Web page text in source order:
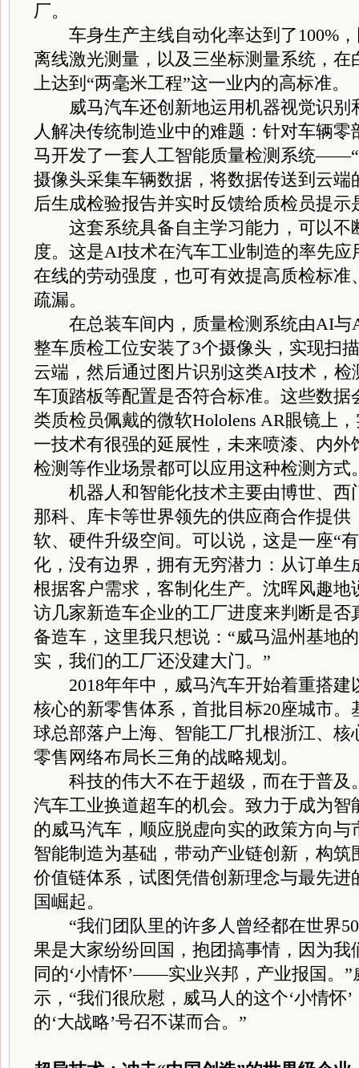
厂。
车身生产主线自动化率达到了100%，
离线激光测量，以及三坐标测量系统，在
上达到“两毫米工程”这一业内的高标准。
威马汽车还创新地运用机器视觉识别
人解决传统制造业中的难题：针对车辆
马开发了一套人工智能质量检测系统
摄像头采集车辆数据，将数据传送到云端
后生成检验报告并实时反馈给质检员提示
这套系统具备自主学习能力，可以不
度。这是AI技术在汽车工业制造的率先
在线的劳动强度，也可有效提高质检标准
疏漏。
在总装车间内，质量检测系统由AI
整车质检工位安装了3个摄像头，实现扫
云端，然后通过图片识别这类AI技术，
车顶踏板等配置是否符合标准。这些数据
类质检员佩戴的微软Hololens AR眼镜上
一技术有很强的延展性，未来喷漆、内外
检测等作业场景都可以应用这种检测方式
机器人和智能化技术主要由博世、西
那科、库卡等世界领先的供应商合作提供
软、硬件升级空间。可以说，这是一座“
化，没有边界，拥有无穷潜力：从订单生
根据客户需求，客制化生产。沈晖风趣地
访几家新造车企业的工厂进度来判断是否
备造车，这里我只想说：“威马温州基地
实，我们的工厂还没建大门。”
2018年年中，威马汽车开始着重搭建
核心的新零售体系，首批目标20座城市
球总部落户上海、智能工厂扎根浙江、核
零售网络布局长三角的战略规划。
科技的伟大不在于超级，而在于普及
汽车工业换道超车的机会。致力于成为智
的威马汽车，顺应脱虚向实的政策方向与
智能制造为基础，带动产业链创新，构筑
价值链体系，试图凭借创新理念与最先进
国崛起。
“我们团队里的许多人曾经都在世界
果是大家纷纷回国，抱团搞事情，因为我
同的‘小情怀’——实业兴邦，产业报国。
示，“我们很欣慰，威马人的这个‘小情怀
的‘大战略’号召不谋而合。”